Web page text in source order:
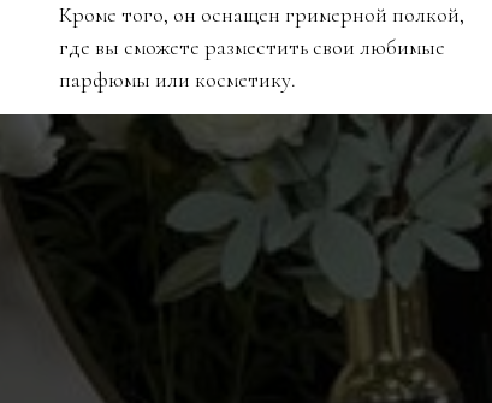
Кроме того, он оснащен гримерной полкой,
где вы сможете разместить свои любимые
парфюмы или косметику.